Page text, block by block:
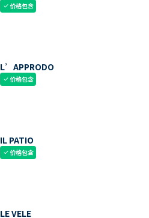
check价格包含
L’APPRODO
check价格包含
IL PATIO
check价格包含
LE VELE